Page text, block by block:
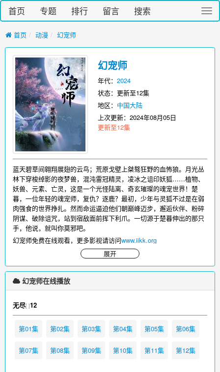
切
换
首页 专题 排行 留言 搜索
首页 动漫 幻宠师
幻宠师
年代：2024
状态：更新至12集
地区： 中国大陆
上次更新：2024年08月05日
更新至12集
展开
蓝天碧草间翱翔展翅的云鸟；荒原戈壁上桀骜狂野的血怖狼。月光丛
林下穿梭绰影的夜梦兽，混沌雷冠精灵，凌冰之诅印妖狐……植物、
妖兽、元素、亡灵，这是一个光怪陆离、奇玄璀璨的魂宠世界！楚
暮，一位年轻的魂宠师，复仇？逐鹿？最初，少年与灵狐不过是在弱
肉强食的世界挣扎。然而命运逼迫他们朝巅峰迈步，邂逅伙伴、粉碎
阴谋、破除诅咒，站到宿敌面前挥下利爪。一切源于楚暮伸出的那只
手，他说，就叫你莫邪吧。
幻宠师免费在线观看，更多影视请访问www.iikk.org
幻宠师在线播放
无尽[ ]12
第01集 第02集 第03集 第04集 第05集 第06集
第07集 第08集 第09集 第10集 第11集 第12集